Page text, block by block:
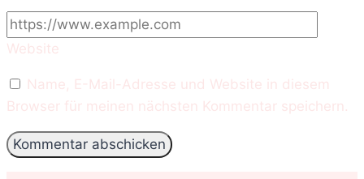
Website
Name, E-Mail-Adresse und Website in diesem
Browser für meinen nächsten Kommentar speichern.